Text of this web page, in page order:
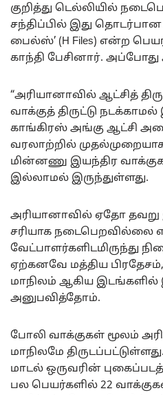
குறித்து டெல்லியில்
சந்திப்பில் இது
பைல்ஸ்’ (H Files) என்ற
காந்தி பேசினார். அப்போது
“அரியானாவில் ஆட்சித்
வாக்குத் திருட்டு நடக்காமல்
காங்கிரஸ் அங்கு ஆட்சி
வரலாற்றில்
மின்னணு இயந்திர
இல்லாமல் இருந்துள்ளது.
அரியானாவில் ஏதோ தவறு
சரியாக நடைபெறவில்லை
வேட்பாளர்களிடமிருந்து
ஏற்கனவே மத்திய
மாநிலம் ஆகிய
அனுபவித்தோம்.
போலி வாக்குகள் மூலம்
மாநிலமே
மாடல் ஒருவரின்
பல பெயர்களில் 22